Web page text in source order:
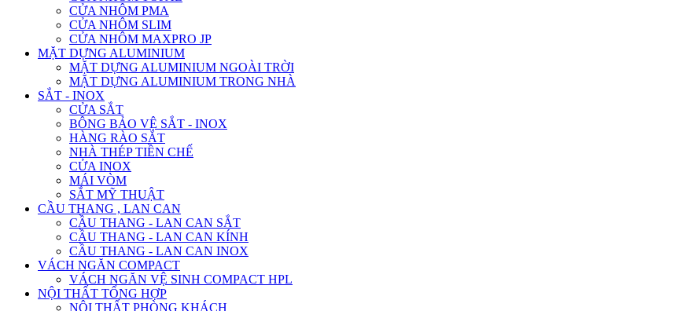
CỬA NHÔM PMA
CỬA NHÔM SLIM
CỬA NHÔM MAXPRO JP
MẶT DỰNG ALUMINIUM
MẶT DỰNG ALUMINIUM NGOÀI TRỜI
MẶT DỰNG ALUMINIUM TRONG NHÀ
SẮT - INOX
CỬA SẮT
BÔNG BẢO VỆ SẮT - INOX
HÀNG RÀO SẮT
NHÀ THÉP TIỀN CHẾ
CỬA INOX
MÁI VÒM
SẮT MỸ THUẬT
CẦU THANG , LAN CAN
CẦU THANG - LAN CAN SẮT
CẦU THANG - LAN CAN KÍNH
CẦU THANG - LAN CAN INOX
VÁCH NGĂN COMPACT
VÁCH NGĂN VỆ SINH COMPACT HPL
NỘI THẤT TỔNG HỢP
NỘI THẤT PHÒNG KHÁCH